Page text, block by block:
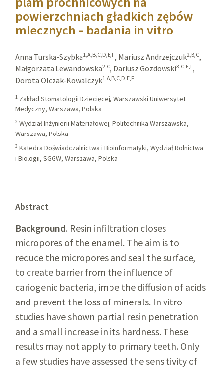
powierzchniach gładkich zębów
mlecznych – badania in vitro
Anna Turska-Szybka1,A,B,C,D,E,F, Mariusz Andrzejczuk2,B,C,
Małgorzata Lewandowska2,C, Dariusz Gozdowski3,C,E,F,
Dorota Olczak-Kowalczyk1,A,B,C,D,E,F
1 Zakład Stomatologii Dziecięcej, Warszawski Uniwersytet
Medyczny, Warszawa, Polska
2 Wydział Inżynierii Materiałowej, Politechnika Warszawska,
Warszawa, Polska
3 Katedra Doświadczalnictwa i Bioinformatyki, Wydział Rolnictwa
i Biologii, SGGW, Warszawa, Polska
Abstract
Background. Resin infiltration closes
micropores of the enamel. The aim is to
reduce the micropores and seal the surface,
to create barrier from the influence of
cariogenic bacteria, impe the diffusion of acids
and prevent the loss of minerals. In vitro
studies have shown partial resin penetration
and a small increase in its hardness. These
results may not apply to primary teeth. Only
a few studies have assessed the sensitivity of